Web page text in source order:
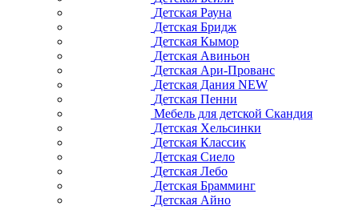
Детская Рауна
Детская Бридж
Детская Кымор
Детская Авиньон
Детская Ари-Прованс
Детская Дания NEW
Детская Пенни
Мебель для детской Скандия
Детская Хельсинки
Детская Классик
Детская Сиело
Детская Лебо
Детская Брамминг
Детская Айно